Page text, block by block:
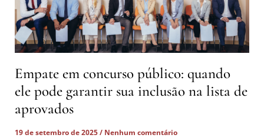
Empate em concurso público: quando
ele pode garantir sua inclusão na lista de
aprovados
19 de setembro de 2025
Nenhum comentário